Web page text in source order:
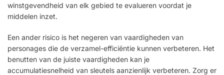
winstgevendheid van elk gebied te evalueren voordat je
middelen inzet.
Een ander risico is het negeren van vaardigheden van
personages die de verzamel-efficiëntie kunnen verbeteren. Het
benutten van de juiste vaardigheden kan je
accumulatiesnelheid van sleutels aanzienlijk verbeteren. Zorg er